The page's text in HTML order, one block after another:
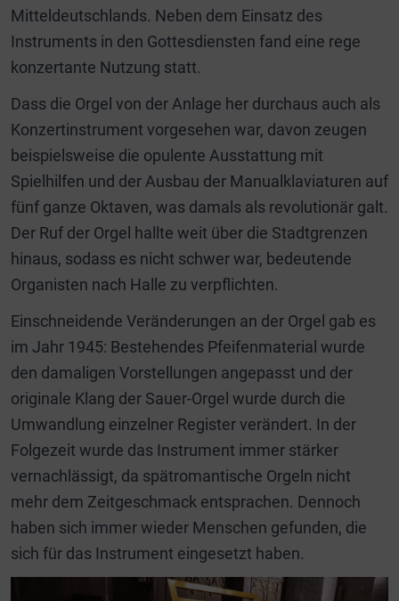
Mitteldeutschlands. Neben dem Einsatz des
Instruments in den Gottesdiensten fand eine rege
konzertante Nutzung statt.
Dass die Orgel von der Anlage her durchaus auch als
Konzertinstrument vorgesehen war, davon zeugen
beispielsweise die opulente Ausstattung mit
Spielhilfen und der Ausbau der Manualklaviaturen auf
fünf ganze Oktaven, was damals als revolutionär galt.
Der Ruf der Orgel hallte weit über die Stadtgrenzen
hinaus, sodass es nicht schwer war, bedeutende
Organisten nach Halle zu verpflichten.
Einschneidende Veränderungen an der Orgel gab es
im Jahr 1945: Bestehendes Pfeifenmaterial wurde
den damaligen Vorstellungen angepasst und der
originale Klang der Sauer-Orgel wurde durch die
Umwandlung einzelner Register verändert. In der
Folgezeit wurde das Instrument immer stärker
vernachlässigt, da spätromantische Orgeln nicht
mehr dem Zeitgeschmack entsprachen. Dennoch
haben sich immer wieder Menschen gefunden, die
sich für das Instrument eingesetzt haben.